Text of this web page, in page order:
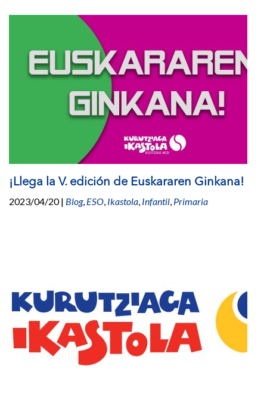
¡Llega la V. edición de Euskararen Ginkana!
2023/04/20| Blog, ESO, Ikastola, Infantil, Primaria